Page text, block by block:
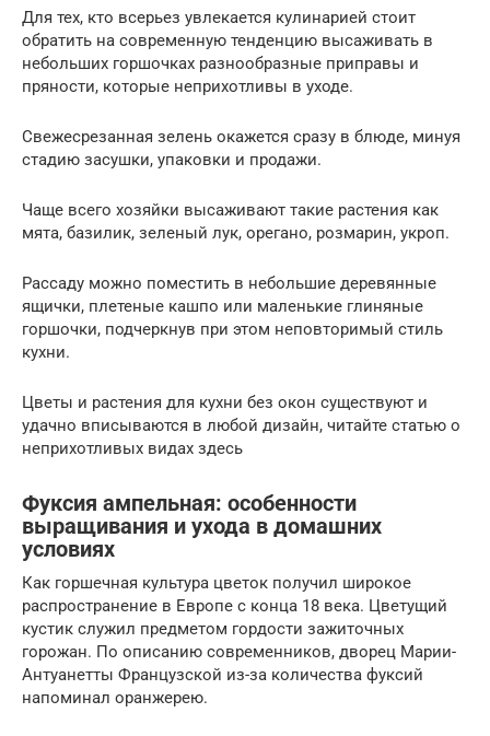
Для тех, кто всерьез увлекается кулинарией стоит
обратить на современную тенденцию высаживать в
небольших горшочках разнообразные приправы и
пряности, которые неприхотливы в уходе.
Свежесрезанная зелень окажется сразу в блюде, минуя
стадию засушки, упаковки и продажи.
Чаще всего хозяйки высаживают такие растения как
мята, базилик, зеленый лук, орегано, розмарин, укроп.
Рассаду можно поместить в небольшие деревянные
ящички, плетеные кашпо или маленькие глиняные
горшочки, подчеркнув при этом неповторимый стиль
кухни.
Цветы и растения для кухни без окон существуют и
удачно вписываются в любой дизайн, читайте статью о
неприхотливых видах здесь
Фуксия ампельная: особенности
выращивания и ухода в домашних
условиях
Как горшечная культура цветок получил широкое
распространение в Европе с конца 18 века. Цветущий
кустик служил предметом гордости зажиточных
горожан. По описанию современников, дворец Марии-
Антуанетты Французской из-за количества фуксий
напоминал оранжерею.